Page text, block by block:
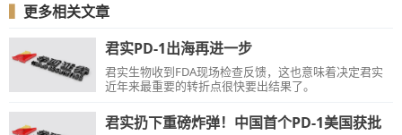
更多相关文章
君实PD-1出海再进一步
君实生物收到FDA现场检查反馈，这也意味着决定君实
近年来最重要的转折点很快要出结果了。
君实扔下重磅炸弹！中国首个PD-1美国获批